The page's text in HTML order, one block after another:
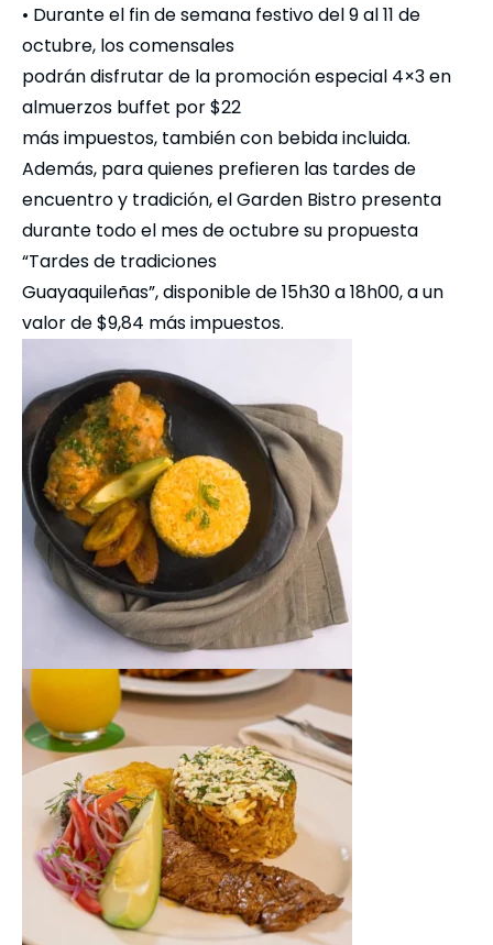
• Durante el fin de semana festivo del 9 al 11 de
octubre, los comensales
podrán disfrutar de la promoción especial 4×3 en
almuerzos buffet por $22
más impuestos, también con bebida incluida.
Además, para quienes prefieren las tardes de
encuentro y tradición, el Garden Bistro presenta
durante todo el mes de octubre su propuesta
“Tardes de tradiciones
Guayaquileñas”, disponible de 15h30 a 18h00, a un
valor de $9,84 más impuestos.